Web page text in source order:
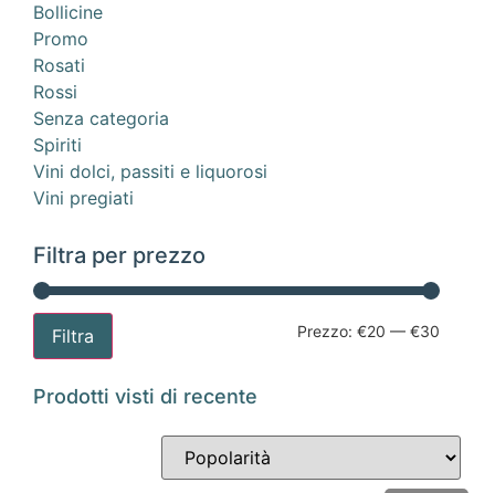
Bollicine
Promo
Rosati
Rossi
Senza categoria
Spiriti
Vini dolci, passiti e liquorosi
Vini pregiati
Filtra per prezzo
Filtra Prezzo: €20 — €30
Prodotti visti di recente